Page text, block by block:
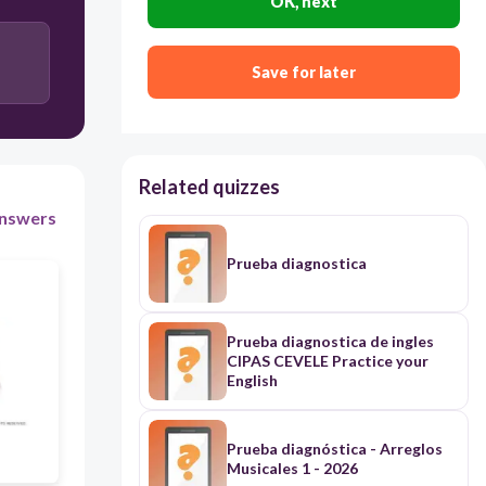
Save for later
Related quizzes
Prueba diagnostica
Prueba diagnostica de ingles
CIPAS CEVELE Practice your
English
Prueba diagnóstica - Arreglos
Musicales 1 - 2026